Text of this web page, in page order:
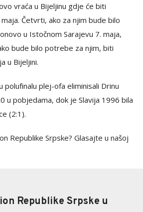
vraća u Bijeljinu gdje će biti
Četvrti, ako za njim bude bilo
u Istočnom Sarajevu 7. maja,
bude bilo potrebe za njim, biti
u Bijeljini.
polufinalu plej-ofa eliminisali Drinu
u pobjedama, dok je Slavija 1996 bila
(2:1).
Republike Srpske? Glasajte u našoj
Republike Srpske u